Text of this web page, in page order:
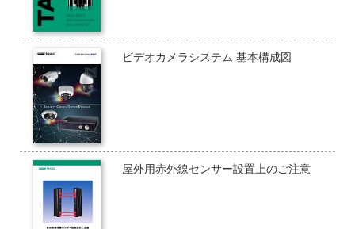
ビデオカメラシステム 基本構成図
屋外用赤外線センサー設置上のご注意